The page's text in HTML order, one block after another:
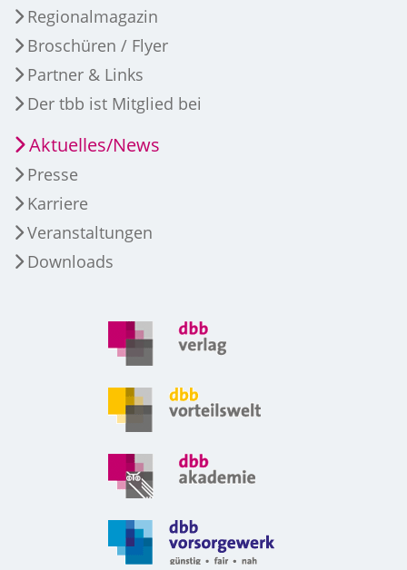
Regionalmagazin
Broschüren / Flyer
Partner & Links
Der tbb ist Mitglied bei
Aktuelles/News
Presse
Karriere
Veranstaltungen
Downloads